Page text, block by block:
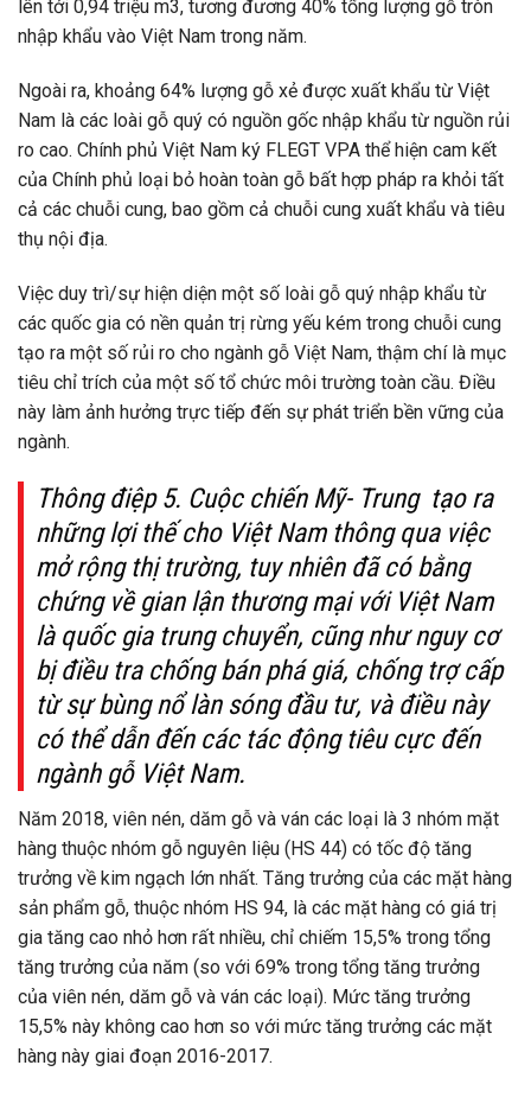
lên tới 0,94 triệu m3, tương đương 40% tổng lượng gỗ tròn
nhập khẩu vào Việt Nam trong năm.
Ngoài ra, khoảng 64% lượng gỗ xẻ được xuất khẩu từ Việt
Nam là các loài gỗ quý có nguồn gốc nhập khẩu từ nguồn rủi
ro cao. Chính phủ Việt Nam ký FLEGT VPA thể hiện cam kết
của Chính phủ loại bỏ hoàn toàn gỗ bất hợp pháp ra khỏi tất
cả các chuỗi cung, bao gồm cả chuỗi cung xuất khẩu và tiêu
thụ nội địa.
Việc duy trì/sự hiện diện một số loài gỗ quý nhập khẩu từ
các quốc gia có nền quản trị rừng yếu kém trong chuỗi cung
tạo ra một số rủi ro cho ngành gỗ Việt Nam, thậm chí là mục
tiêu chỉ trích của một số tổ chức môi trường toàn cầu. Điều
này làm ảnh hưởng trực tiếp đến sự phát triển bền vững của
ngành.
Thông điệp 5. Cuộc chiến Mỹ- Trung tạo ra
những lợi thế cho Việt Nam thông qua việc
mở rộng thị trường, tuy nhiên đã có bằng
chứng về gian lận thương mại với Việt Nam
là quốc gia trung chuyển, cũng như nguy cơ
bị điều tra chống bán phá giá, chống trợ cấp
từ sự bùng nổ làn sóng đầu tư, và điều này
có thể dẫn đến các tác động tiêu cực đến
ngành gỗ Việt Nam.
Năm 2018, viên nén, dăm gỗ và ván các loại là 3 nhóm mặt
hàng thuộc nhóm gỗ nguyên liệu (HS 44) có tốc độ tăng
trưởng về kim ngạch lớn nhất. Tăng trưởng của các mặt hàng
sản phẩm gỗ, thuộc nhóm HS 94, là các mặt hàng có giá trị
gia tăng cao nhỏ hơn rất nhiều, chỉ chiếm 15,5% trong tổng
tăng trưởng của năm (so với 69% trong tổng tăng trưởng
của viên nén, dăm gỗ và ván các loại). Mức tăng trưởng
15,5% này không cao hơn so với mức tăng trưởng các mặt
hàng này giai đoạn 2016-2017.